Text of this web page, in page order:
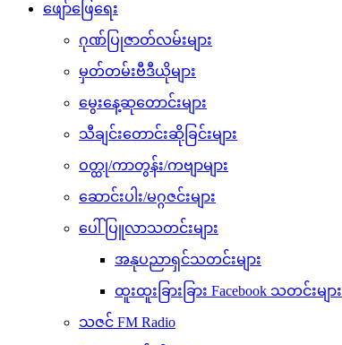
ဖျော်ဖြေရေး
ဂုဏ်ပြုဇာတ်လမ်းများ
မှတ်တမ်းဗီဒီယိုများ
မွေးနေ့ဆုတောင်းများ
သီချင်းတောင်းဆိုခြင်းများ
ဝတ္ထု/ကာတွန်း/ကဗျာများ
ဆောင်းပါး/မဂ္ဂဇင်းများ
ပေါ်ပြူလာသတင်းများ
အနုပညာရှင်သတင်းများ
ထူးထူးခြားခြား Facebook သတင်းများ
သဇင် FM Radio